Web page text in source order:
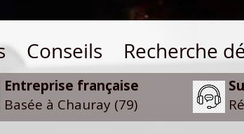
Conseils Recherche
Entreprise française
Basée à Chauray (79)